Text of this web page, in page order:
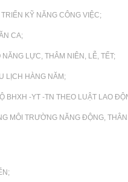
KỸ NĂNG CÔNG VIỆC;
CA;
LỰC, THÂM NIÊN, LỄ, TẾT;
LỊCH HÀNG NĂM;
BHXH -YT -TN THEO LUẬT LAO
MÔI TRƯỜNG NĂNG ĐỘNG,